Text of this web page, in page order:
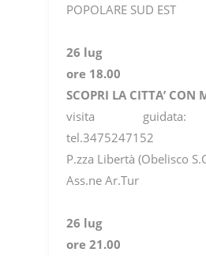
POPOLARE SUD EST
26 lug
ore 18.00
SCOPRI LA CITTA’ CON
visita guidata:
tel.3475247152
P.zza Libertà (Obelisco
Ass.ne Ar.Tur
26 lug
ore 21.00